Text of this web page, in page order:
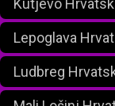
Kutjevo
Lepoglava
Ludbreg